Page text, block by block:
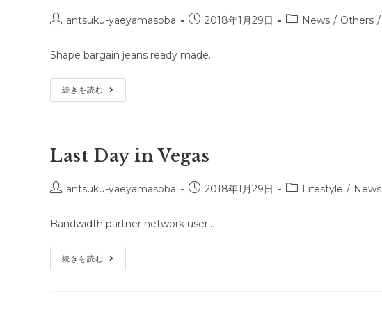
投
者:
antsuku-yaeyamasoba
投
開
2018年1月29日
投
News / Others /
Shape bargain jeans ready made…
続きを読む Last
Shoot
Last Day in Vegas
投
者:
antsuku-yaeyamasoba
投
開
2018年1月29日
投
Lifestyle / News
Bandwidth partner network user…
続きを読む Last
Day